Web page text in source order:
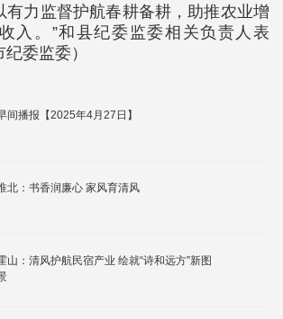
有力监督护航春耕备耕，助推农业增
入。”和县纪委监委相关负责人表
委监委）
间播报【2025年4月27日】
北：书香润廉心 家风育清风
山：清风护航民宿产业 绘就“诗和远方”新图